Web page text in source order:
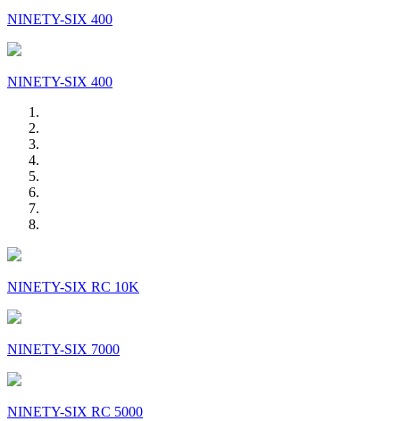
NINETY-SIX 400
NINETY-SIX 400
NINETY-SIX RC 10K
NINETY-SIX 7000
NINETY-SIX RC 5000